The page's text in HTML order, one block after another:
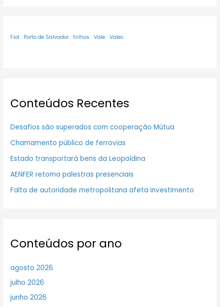
Fiol Porto de Salvador trilhos Vale Valec
Conteúdos Recentes
Desafios são superados com cooperação Mútua
Chamamento público de ferrovias
Estado transportará bens da Leopoldina
AENFER retoma palestras presenciais
Falta de autoridade metropolitana afeta investimento
Conteúdos por ano
agosto 2026
julho 2026
junho 2026